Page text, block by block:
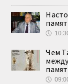
🕔
Чем
🕔